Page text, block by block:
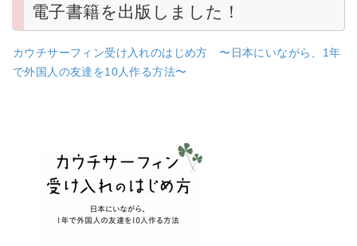
電子書籍を出版しました！
カウチサーフィン受け入れのはじめ方 〜日本にいながら、1年
で外国人の友達を10人作る方法〜